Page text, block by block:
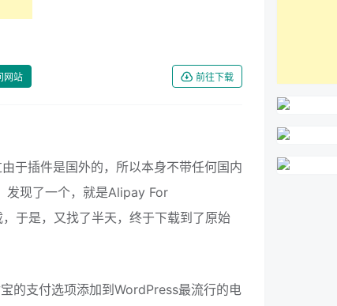
网站 前往下载
于插件是国外的，所以本身不带任何国内
发现了一个，就是Alipay For
于是，又找了半天，终于下载到了原始
支付选项添加到WordPress最流行的电